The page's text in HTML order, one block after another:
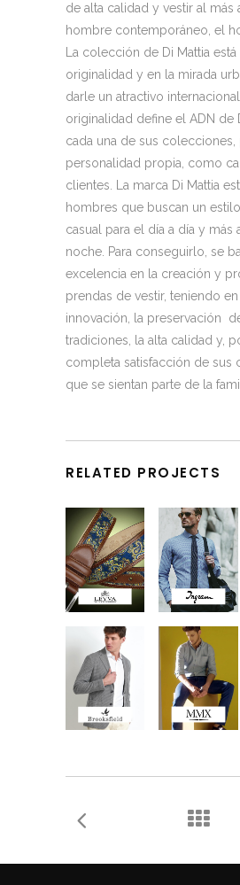
de alta calidad y vestir al más
hombre contemporáneo, el
La colección de Di Mattia
originalidad y en la mirada
darle un atractivo
originalidad define el ADN de
cada una de sus colecciones,
personalidad propia, como
clientes. La marca Di Mattia
hombres que buscan un
casual para el día a día y más
noche. Para conseguirlo, se
excelencia en la creación y
prendas de vestir, teniendo
innovación, la preservación
tradiciones, la alta calidad y,
completa satisfacción de sus
que se sientan parte de la
RELATED PROJECTS